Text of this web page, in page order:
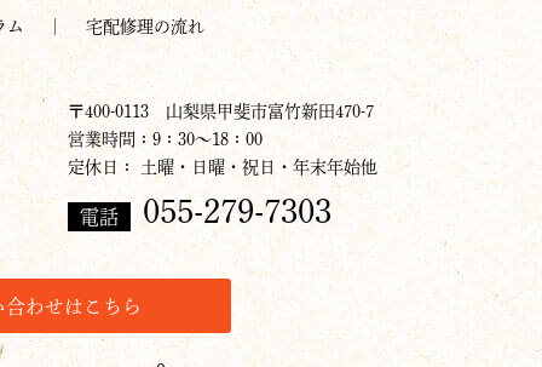
ム 宅配修理の流れ
〒400-0113 山梨県甲斐市富竹新田470-7
営業時間：9：30～18：00
定休日： 土曜・日曜・祝日・年末年始他
電話 055-279-7303
わせはこちら